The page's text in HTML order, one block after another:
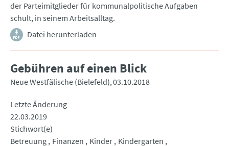
der Parteimitglieder für kommunalpolitische Aufgaben
schult, in seinem Arbeitsalltag.
Datei herunterladen
Gebühren auf einen Blick
Neue Westfälische (Bielefeld) 03.10.2018
Letzte Änderung
22.03.2019
Stichwort(e)
Betreuung Finanzen Kinder Kindergarten